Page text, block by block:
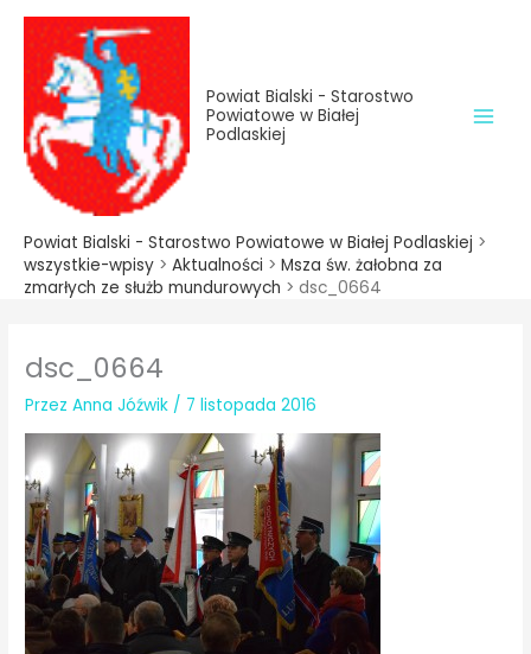
treści
Przejdź
treści
Powiat Bialski - Starostwo
Powiatowe w Białej
Podlaskiej
Powiat Bialski - Starostwo Powiatowe w Białej Podlaskiej >
wszystkie-wpisy > Aktualności > Msza św. żałobna za
zmarłych ze służb mundurowych > dsc_0664
dsc_0664
PrzezAnna Jóźwik / 7 listopada 2016